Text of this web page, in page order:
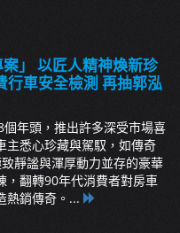
」 以匠人精神煥新珍
行車安全檢測 再抽郭泓
年頭，推出許多深受市場喜
主悉心珍藏與駕馭，如傳奇
靜謐與渾厚動力並存的豪華
，翻轉90年代消費者對房車
熱銷傳奇。...